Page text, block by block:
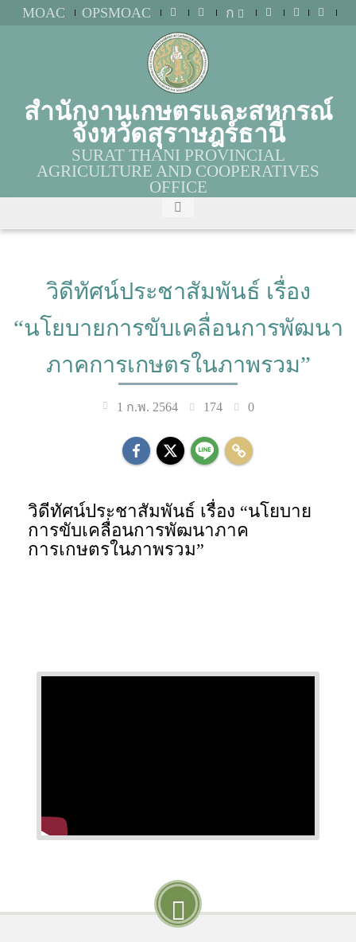
MOAC OPSMOAC ก
สำนักงานเกษตรและสหกรณ์
จังหวัดสุราษฎร์ธานี
SURAT THANI PROVINCIAL
AGRICULTURE AND COOPERATIVES
OFFICE
วิดีทัศน์ประชาสัมพันธ์ เรื่อง
“นโยบายการขับเคลื่อนการพัฒนา
ภาคการเกษตรในภาพรวม”
1 ก.พ. 2564 174 0
วิดีทัศน์ประชาสัมพันธ์ เรื่อง “นโยบาย
การขับเคลื่อนการพัฒนาภาค
การเกษตรในภาพรวม”